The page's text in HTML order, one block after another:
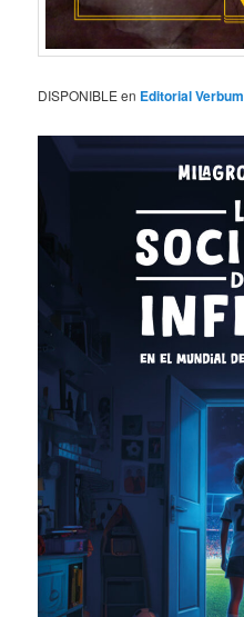
DISPONIBLE en Editorial Verbum